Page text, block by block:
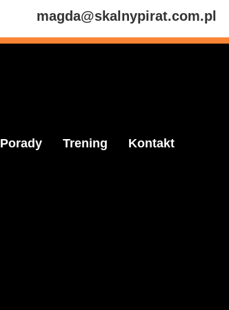
magda@skalnypirat.com.pl
Porady Trening Kontakt